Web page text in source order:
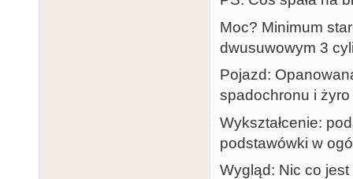
Moc? Minimum
dwusuwowym 3
Pojazd:
spadochronu i
Wykształcenie:
podstawówki w
Wygląd: Nic co